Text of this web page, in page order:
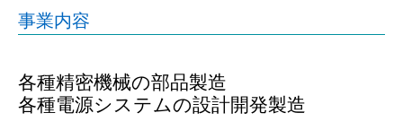
事業内容
各種精密機械の部品製造
各種電源システムの設計開発製造